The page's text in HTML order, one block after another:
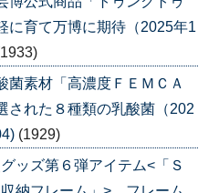
育て万博に期待（2025年1
素材「高濃度ＦＥＭＣＡ
れた８種類の乳酸菌（202
(1929)
ッズ第６弾アイテム<「Ｓ